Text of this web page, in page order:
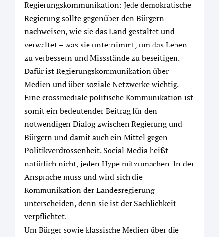
Regierungskommunikation: Jede demokratische
Regierung sollte gegenüber den Bürgern
nachweisen, wie sie das Land gestaltet und
verwaltet – was sie unternimmt, um das Leben
zu verbessern und Missstände zu beseitigen.
Dafür ist Regierungskommunikation über
Medien und über soziale Netzwerke wichtig.
Eine crossmediale politische Kommunikation ist
somit ein bedeutender Beitrag für den
notwendigen Dialog zwischen Regierung und
Bürgern und damit auch ein Mittel gegen
Politikverdrossenheit. Social Media heißt
natürlich nicht, jeden Hype mitzumachen. In der
Ansprache muss und wird sich die
Kommunikation der Landesregierung
unterscheiden, denn sie ist der Sachlichkeit
verpflichtet.
Um Bürger sowie klassische Medien über die